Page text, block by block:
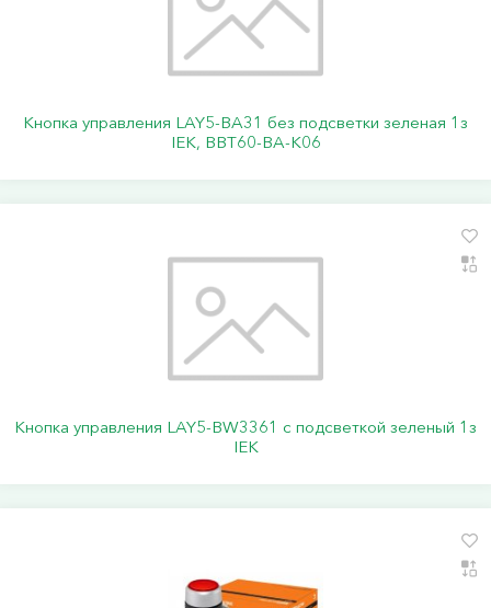
Кнопка управления LAY5-BA31 без подсветки зеленая 1з
IEK, BBT60-BA-K06
Кнопка управления LAY5-BW3361 с подсветкой зеленый 1з
IEK